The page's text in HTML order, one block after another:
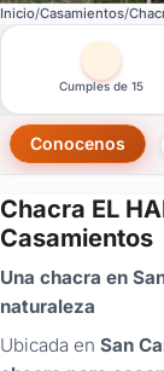
Inicio Casamientos
Otras
Cumples de 15
Conocenos
Chacra EL
Casamientos
Una chacra en
naturaleza
Ubicada en San
×
Consultar
tenés
cuenta?